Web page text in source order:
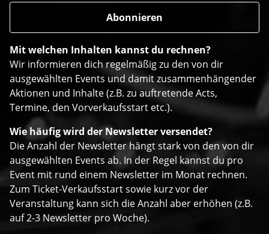
Mit welchen Inhalten kannst du rechnen?
Wir informieren dich regelmäßig zu den von dir
ausgewählten Events und damit zusammenhängender
Aktionen und Inhalte (z.B. zu auftretende Acts,
Termine, den Vorverkaufsstart etc.).
Wie häufig wird der Newsletter versendet?
Die Anzahl der Newsletter hängt stark von den von dir
ausgewählten Events ab. In der Regel kannst du pro
Event mit rund einem Newsletter im Monat rechnen.
Zum Ticket-Verkaufsstart sowie kurz vor der
Veranstaltung kann sich die Anzahl aber erhöhen (z.B.
auf 2-3 Newsletter pro Woche).